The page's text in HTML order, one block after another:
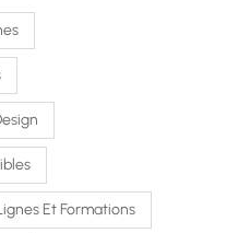
Et Formations